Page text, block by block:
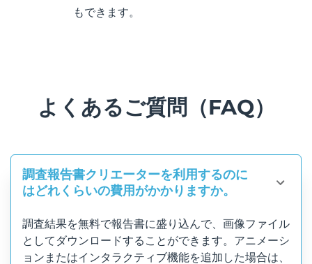
もできます。
よくあるご質問（FAQ）
調査報告書クリエーターを利用するのに
はどれくらいの費用がかかりますか。
調査結果を無料で報告書に盛り込んで、画像ファイル
としてダウンロードすることができます。アニメーシ
ョンまたはインタラクティブ機能を追加した場合は、